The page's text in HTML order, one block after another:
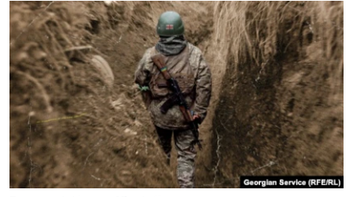
TÁRSADALOM
DEMOKRÁCIA
A PÉNZ NYOMÁBAN
EURÓPAI UNIÓ
VILÁG
KLÍMAVÁLTOZÁS
A MÚLT TANULSÁGAI